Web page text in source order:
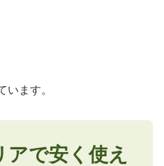
います。
で安く使え